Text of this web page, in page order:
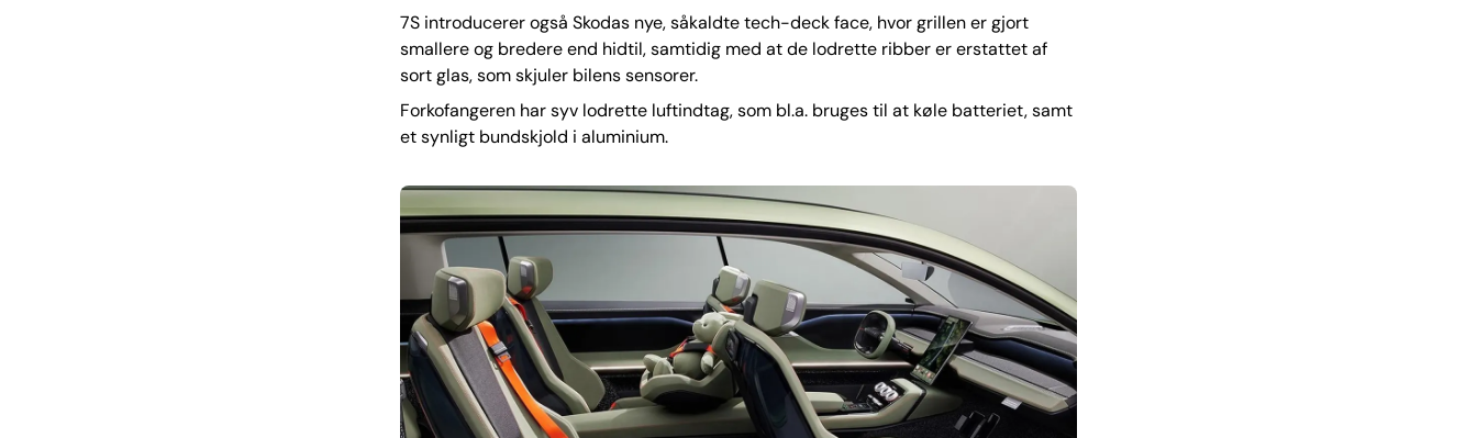
7S introducerer også Skodas nye, såkaldte tech-deck face, hvor grillen er gjort
smallere og bredere end hidtil, samtidig med at de lodrette ribber er erstattet af
sort glas, som skjuler bilens sensorer.
Forkofangeren har syv lodrette luftindtag, som bl.a. bruges til at køle batteriet, samt
et synligt bundskjold i aluminium.